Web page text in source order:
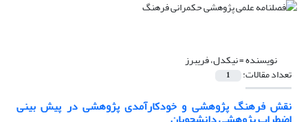
نویسنده =نیکدل، فریبرز
تعداد مقالات: 1
نقش فرهنگ پژوهشی و خودکارآمدی پژوهشی در پیش بینی